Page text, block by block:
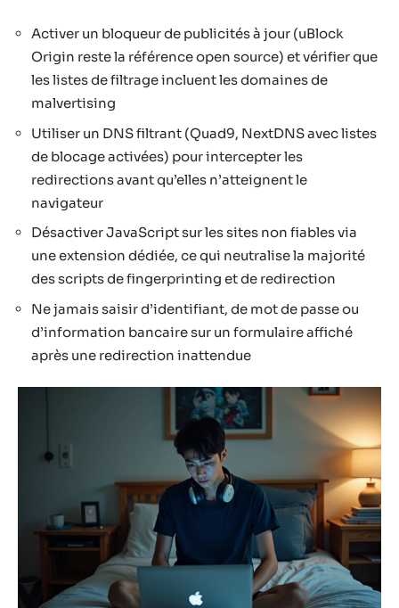
Activer un bloqueur de publicités à jour (uBlock
Origin reste la référence open source) et vérifier que
les listes de filtrage incluent les domaines de
malvertising
Utiliser un DNS filtrant (Quad9, NextDNS avec listes
de blocage activées) pour intercepter les
redirections avant qu’elles n’atteignent le
navigateur
Désactiver JavaScript sur les sites non fiables via
une extension dédiée, ce qui neutralise la majorité
des scripts de fingerprinting et de redirection
Ne jamais saisir d’identifiant, de mot de passe ou
d’information bancaire sur un formulaire affiché
après une redirection inattendue